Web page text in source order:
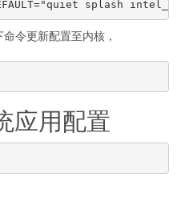
令更新配置至内核，
应用配置